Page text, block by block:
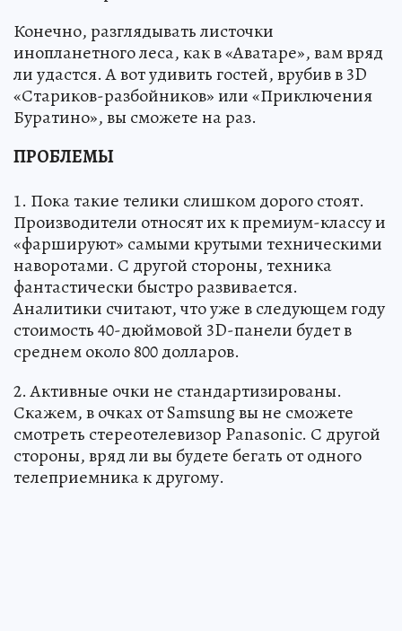
Конечно, разглядывать листочки
инопланетного леса, как в «Аватаре», вам вряд
ли удастся. А вот удивить гостей, врубив в 3D
«Стариков-разбойников» или «Приключения
Буратино», вы сможете на раз.
ПРОБЛЕМЫ
1. Пока такие телики слишком дорого стоят.
Производители относят их к премиум-классу и
«фаршируют» самыми крутыми техническими
наворотами. С другой стороны, техника
фантастически быстро развивается.
Аналитики считают, что уже в следующем году
стоимость 40-дюймовой 3D-панели будет в
среднем около 800 долларов.
2. Активные очки не стандартизированы.
Скажем, в очках от Samsung вы не сможете
смотреть стереотелевизор Panasonic. С другой
стороны, вряд ли вы будете бегать от одного
телеприемника к другому.